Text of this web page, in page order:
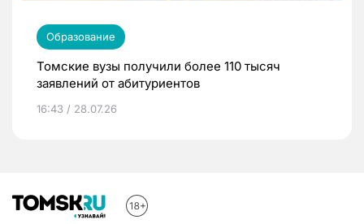
Образование
Томские вузы получили более 110 тысяч
заявлений от абитуриентов
16:43 / 28.07.26